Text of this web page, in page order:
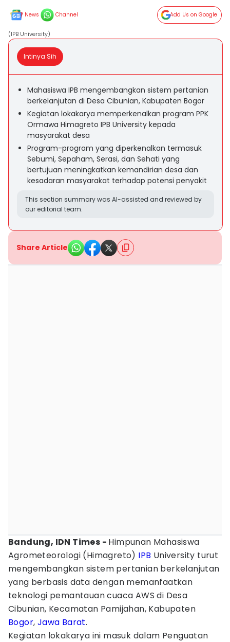
News Channel Add Us on Google
(IPB University)
Intinya Sih
Mahasiswa IPB mengembangkan sistem pertanian
berkelanjutan di Desa Cibunian, Kabupaten Bogor
Kegiatan lokakarya memperkenalkan program PPK
Ormawa Himagreto IPB University kepada
masyarakat desa
Program-program yang diperkenalkan termasuk
Sebumi, Sepaham, Serasi, dan Sehati yang
bertujuan meningkatkan kemandirian desa dan
kesadaran masyarakat terhadap potensi penyakit
This section summary was AI-assisted and reviewed by
our editorial team.
Share Article
Bandung, IDN Times - Himpunan Mahasiswa
Agrometeorologi (Himagreto) IPB University turut
mengembangkan sistem pertanian berkelanjutan
yang berbasis data dengan memanfaatkan
teknologi pemantauan cuaca AWS di Desa
Cibunian, Kecamatan Pamijahan, Kabupaten
Bogor, Jawa Barat.
Kegiatan lokakarya ini masuk dalam Penguatan